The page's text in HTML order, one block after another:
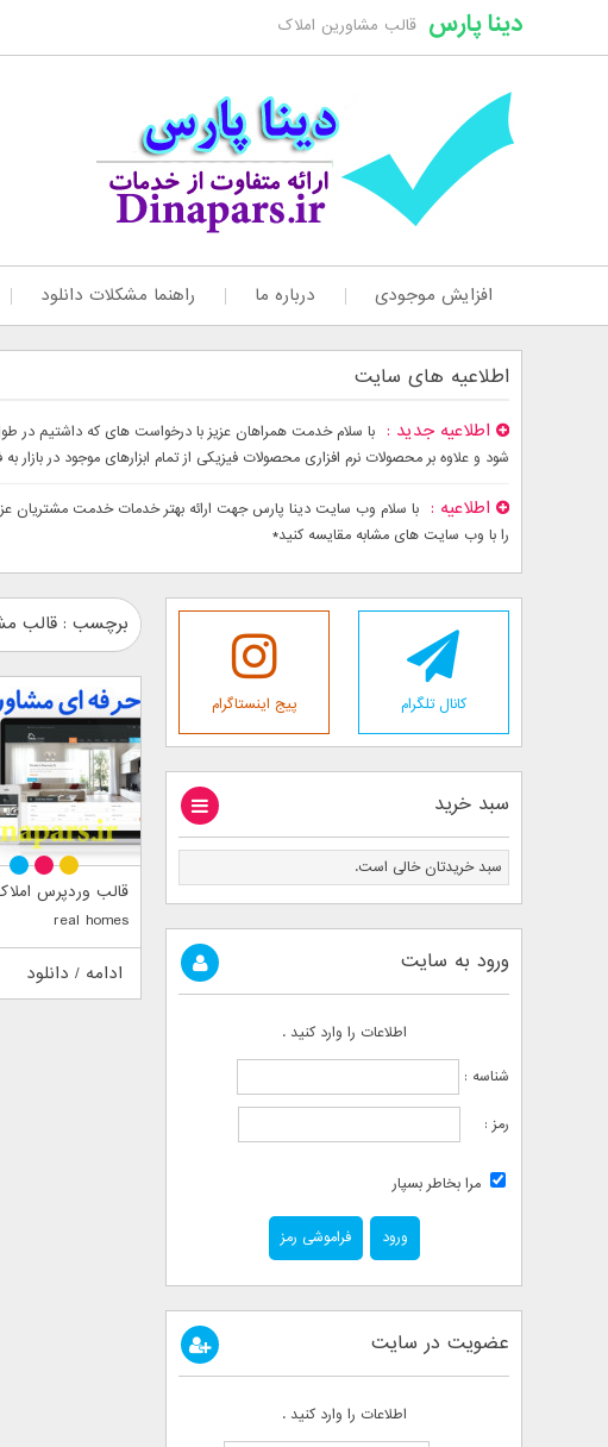
دینا پارس قالب مشاورین املاک
افزایش موجودی درباره ما راهنما مشکلات دانلود
اطلاعیه های سایت
اطلاعیه جدید
شود و علاوه بر محصولات نرم افزاری محصولات فیزیکی از تمام ابزارهای موجود در
اطلاعیه
را با وب سایت های مشابه مقایسه کنید*
برچسب : قالب
قالب وردپرس
real homes
ادامه / دانلود
کانال تلگرام پیج اینستاگرام
سبد خرید
سبد خریدتان خالی است.
ورود به سایت
اطلاعات را وارد کنید .
شناسه :
رمز :
مرا بخاطر بسپار
فراموشی رمز
عضویت در سایت
اطلاعات را وارد کنید .